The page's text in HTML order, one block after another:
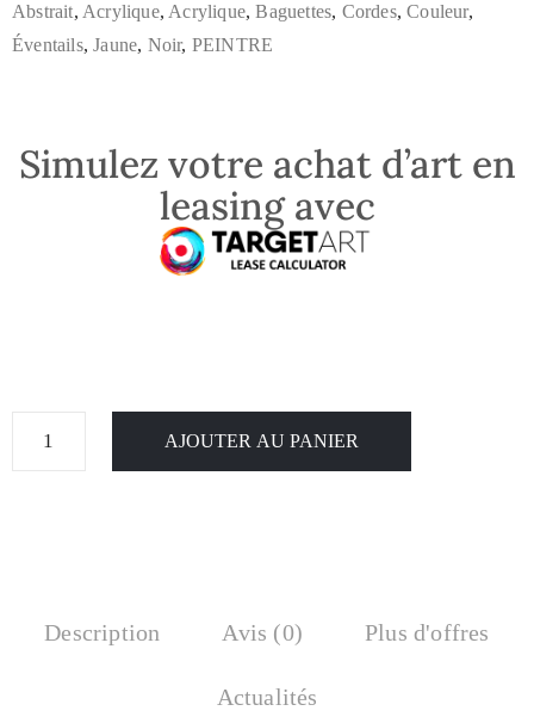
Abstrait, Acrylique, Acrylique,Baguettes, Cordes,Couleur,
Éventails,Jaune, Noir, PEINTRE
Simulez votre achat d’art en
leasing avec
AJOUTER AU PANIER
Description Avis (0) Plus d'offres
Actualités